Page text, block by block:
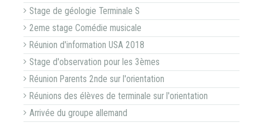
Stage de géologie Terminale S
2eme stage Comédie musicale
Réunion d'information USA 2018
Stage d'observation pour les 3èmes
Réunion Parents 2nde sur l'orientation
Réunions des élèves de terminale sur l'orientation
Arrivée du groupe allemand